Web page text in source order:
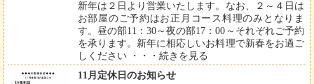
新年は２日より営業いたします。なお、２～４日は
お部屋のご予約はお正月コース料理のみとなりま
す。昼の部11：30～夜の部17：00～それぞれご予約
を承ります。新年に相応しいお料理で新春をお過ご
しください ・・・ 続きを見る
11月定休日のお知らせ